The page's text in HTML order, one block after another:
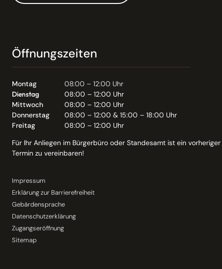
Öffnungszeiten
Montag
08:00 – 12:00 Uhr
Dienstag
08:00 – 12:00 Uhr
Mittwoch
08:00 – 12:00 Uhr
Donnerstag
08:00 – 12:00 & 15:00 – 18:00 Uhr
Freitag
08:00 – 12:00 Uhr
Für Ihr Anliegen im Bürgerbüro oder Standesamt ist ein vorheriger
Termin zu vereinbaren!
Impressum
Erklärung zur Barrierefreiheit
Gebärdensprache
Datenschutzerklärung
Zugangseröffnung
Sitemap